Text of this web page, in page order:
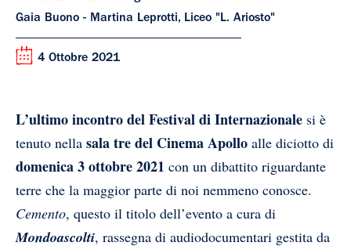
Gaia Buono - Martina Leprotti, Liceo "L. Ariosto"
4 Ottobre 2021
L’ultimo incontro del Festival di Internazionale si è
tenuto nella sala tre del Cinema Apollo alle diciotto di
domenica 3 ottobre 2021 con un dibattito riguardante
terre che la maggior parte di noi nemmeno conosce.
Cemento, questo il titolo dell’evento a cura di
Mondoascolti, rassegna di audiodocumentari gestita da